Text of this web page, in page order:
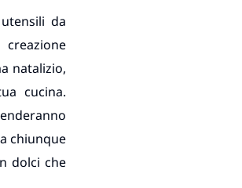
da
natalizio,
cucina.
chiunque
dolci che